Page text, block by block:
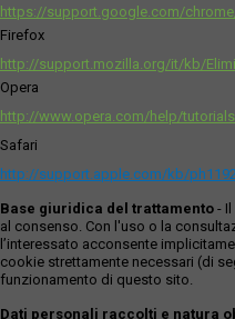
https://support.google.com/
Firefox
http://support.mozilla.org/it/kb/
Opera
http://www.opera.com/help/
Safari
http://support.apple.com/kb/
Base giuridica del trattamento -
al consenso. Con l'uso o la
l’interessato acconsente
cookie strettamente necessari (di
funzionamento di questo sito.
Dati personali raccolti e natura